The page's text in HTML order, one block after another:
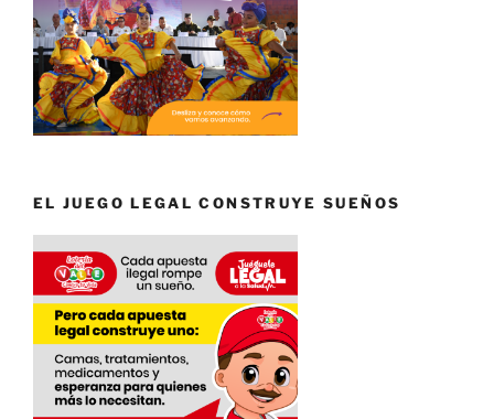
EL JUEGO LEGAL CONSTRUYE SUEÑOS